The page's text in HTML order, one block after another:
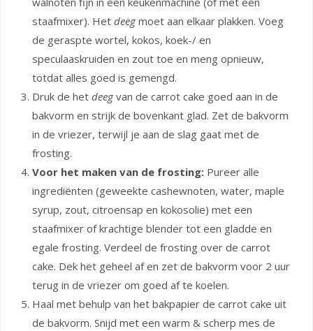
staafmixer). Het deegmoet aan elkaar plakken. Voeg
de geraspte wortel, kokos, koek-/ en
speculaaskruiden en zout toe en meng opnieuw,
totdat alles goed is gemengd.
Druk de het deegvan de carrot cake goed aan in de
bakvorm en strijk de bovenkant glad. Zet de bakvorm
in de vriezer, terwijl je aan de slag gaat met de
frosting.
Voor het maken van de frosting: Pureer alle
ingrediënten (geweekte cashewnoten, water, maple
syrup, zout, citroensap en kokosolie) met een
staafmixer of krachtige blender tot een gladde en
egale frosting. Verdeel de frosting over de carrot
cake. Dek het geheel af en zet de bakvorm voor 2 uur
terug in de vriezer om goed af te koelen.
Haal met behulp van het bakpapier de carrot cake uit
de bakvorm. Snijd met een warm & scherp mes de